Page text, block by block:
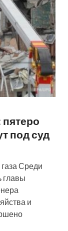
под суд
Среди
главы
и